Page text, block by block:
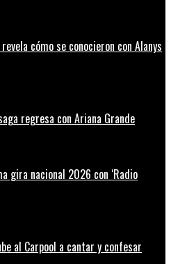
cómo se conocieron con Alanys
regresa con Ariana Grande
gira nacional 2026 con ‘Radio
al Carpool a cantar y confesar